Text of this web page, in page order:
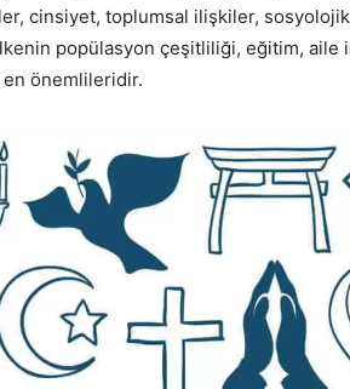
cinsiyet, toplumsal ilişkiler, sosyolojik
popülasyon çeşitliliği, eğitim, aile
en önemlileridir.